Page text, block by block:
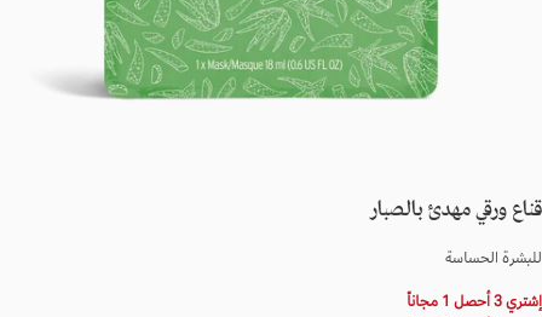
قناع ورقي مهدئ بالصبار
للبشرة الحساسة
إشتري 3 أحصل 1 مجاناً